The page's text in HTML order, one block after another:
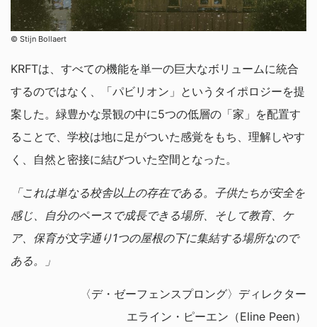
©︎ Stijn Bollaert
KRFTは、すべての機能を単一の巨大なボリュームに統合
するのではなく、「パビリオン」というタイポロジーを提
案した。緑豊かな景観の中に5つの低層の「家」を配置す
ることで、学校は地に足がついた感覚をもち、理解しやす
く、自然と密接に結びついた空間となった。
「これは単なる校舎以上の存在である。子供たちが安全を
感じ、自分のペースで成長できる場所、そして教育、ケ
ア、保育が文字通り1つの屋根の下に集結する場所なので
ある。」
〈デ・ゼーフェンスプロング〉ディレクター
エライン・ピーエン（Eline Peen）